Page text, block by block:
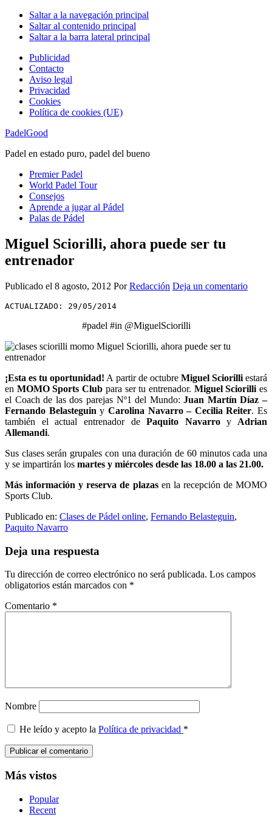
Saltar a la navegación principal
Saltar al contenido principal
Saltar a la barra lateral principal
Publicidad
Contacto
Aviso legal
Privacidad
Cookies
Política de cookies (UE)
PadelGood
Padel en estado puro, padel del bueno
Premier Padel
World Padel Tour
Consejos
Aprende a jugar al Pádel
Palas de Pádel
Miguel Sciorilli, ahora puede ser tu
entrenador
Publicado el 8 agosto, 2012 PorRedacción Deja un comentario
ACTUALIZADO: 29/05/2014
#padel #in @MiguelSciorilli
¡Esta es tu oportunidad! A partir de octubre Miguel Sciorilliestará
en MOMO Sports Club para ser tu entrenador. Miguel Sciorilli es
el Coach de las dos parejas Nº1 del Mundo:Juan Martín Díaz –
Fernando Belasteguin y Carolina Navarro – Cecilia Reiter. Es
también el actual entrenador dePaquito Navarroy Adrian
Allemandi.
Sus clases serán grupales con una duración de 60 minutos cada una
y se impartirán los martes y miércoles desde las 18.00 a las 21.00.
Más información y reserva de plazasen la recepción de MOMO
Sports Club.
Publicado en: Clases de Pádel online, Fernando Belasteguin,
Paquito Navarro
Interacciones
los
lectores
Deja una respuesta
Tu dirección de correo electrónico no será publicada. Los campos
obligatorios están marcados con *
Comentario *
Nombre
He leído y acepto la Política de privacidad *
Barra
lateral
principal
Más vistos
Popular
Recent